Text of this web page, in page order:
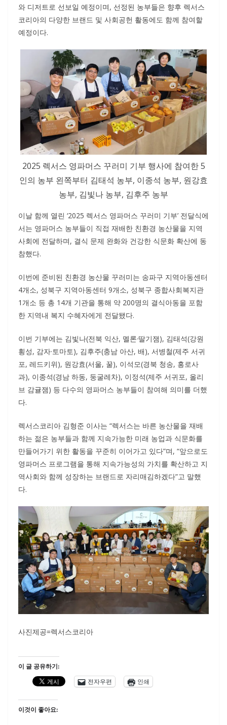
와 디저트로 선보일 예정이며, 선정된 농부들은 향후 렉서스
코리아의 다양한 브랜드 및 사회공헌 활동에도 함께 참여할
예정이다.
2025 렉서스 영파머스 꾸러미 기부 행사에 참여한 5
인의 농부 왼쪽부터 김태석 농부, 이종석 농부, 원강효
농부, 김빛나 농부, 김후주 농부
이날 함께 열린 ‘2025 렉서스 영파머스 꾸러미 기부’ 전달식에
서는 영파머스 농부들이 직접 재배한 친환경 농산물을 지역
사회에 전달하며, 결식 문제 완화와 건강한 식문화 확산에 동
참했다.
이번에 준비된 친환경 농산물 꾸러미는 송파구 지역아동센터
4개소, 성북구 지역아동센터 9개소, 성북구 종합사회복지관
1개소 등 총 14개 기관을 통해 약 200명의 결식아동을 포함
한 지역내 복지 수혜자에게 전달됐다.
이번 기부에는 김빛나(전북 익산, 멜론·딸기잼), 김태석(강원
횡성, 감자·토마토), 김후주(충남 아산, 배), 서병철(제주 서귀
포, 레드키위), 원강효(서울, 꿀), 이석모(경북 청송, 홍로사
과), 이종석(경남 하동, 둥굴레차), 이정석(제주 서귀포, 올리
브 감귤잼) 등 다수의 영파머스 농부들이 참여해 의미를 더했
다.
렉서스코리아 김형준 이사는 “렉서스는 바른 농산물을 재배
하는 젊은 농부들과 함께 지속가능한 미래 농업과 식문화를
만들어가기 위한 활동을 꾸준히 이어가고 있다”며, “앞으로도
영파머스 프로그램을 통해 지속가능성의 가치를 확산하고 지
역사회와 함께 성장하는 브랜드로 자리매김하겠다”고 말했
다.
사진제공=렉서스코리아
이 글 공유하기:
전자우편
인쇄
이것이 좋아요: